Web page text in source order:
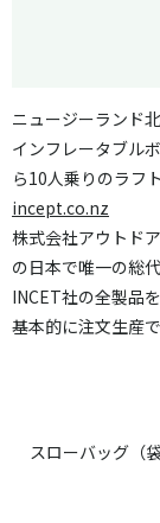
ニュージーランド
インフレータブル
ら10人乗りのラフ
incept.co.nz
株式会社アウトド
の日本で唯一の総代
INCET社の全製品
基本的に注文生産
スローバッグ（袋